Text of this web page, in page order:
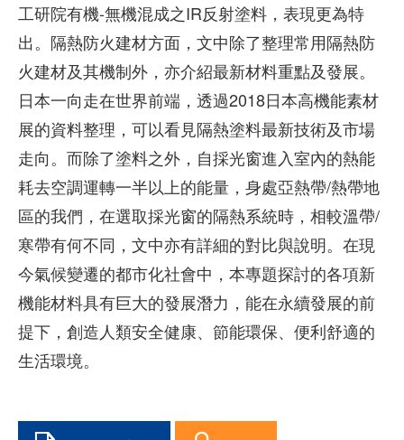
工研院有機-無機混成之IR反射塗料，表現更為特
出。隔熱防火建材方面，文中除了整理常用隔熱防
火建材及其機制外，亦介紹最新材料重點及發展。
日本一向走在世界前端，透過2018日本高機能素材
展的資料整理，可以看見隔熱塗料最新技術及市場
走向。而除了塗料之外，自採光窗進入室內的熱能
耗去空調運轉一半以上的能量，身處亞熱帶/熱帶地
區的我們，在選取採光窗的隔熱系統時，相較溫帶/
寒帶有何不同，文中亦有詳細的對比與說明。在現
今氣候變遷的都市化社會中，本專題探討的各項新
機能材料具有巨大的發展潛力，能在永續發展的前
提下，創造人類安全健康、節能環保、便利舒適的
生活環境。